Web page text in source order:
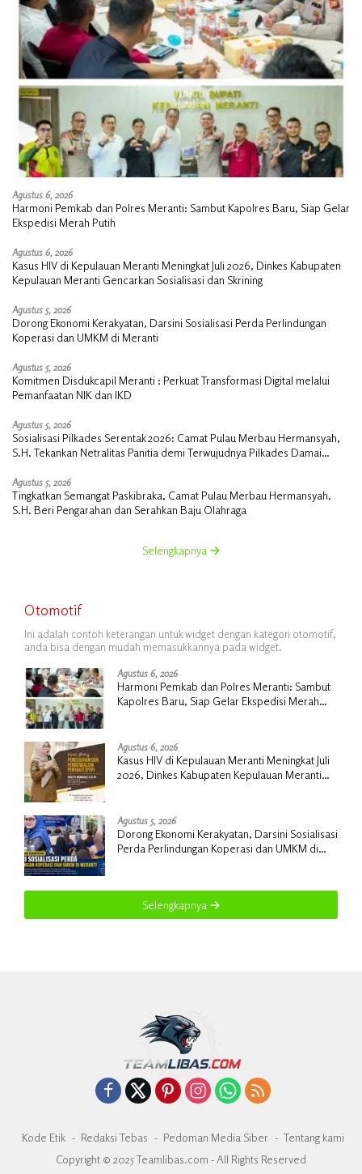
Agustus 6, 2026
Harmoni Pemkab dan Polres Meranti: Sambut Kapolres Baru, Siap Gelar
Ekspedisi Merah Putih
Agustus 6, 2026
Kasus HIV di Kepulauan Meranti Meningkat Juli 2026, Dinkes Kabupaten
Kepulauan Meranti Gencarkan Sosialisasi dan Skrining
Agustus 5, 2026
Dorong Ekonomi Kerakyatan, Darsini Sosialisasi Perda Perlindungan
Koperasi dan UMKM di Meranti
Agustus 5, 2026
Komitmen Disdukcapil Meranti : Perkuat Transformasi Digital melalui
Pemanfaatan NIK dan IKD
Agustus 5, 2026
Sosialisasi Pilkades Serentak 2026: Camat Pulau Merbau Hermansyah,
S.H. Tekankan Netralitas Panitia demi Terwujudnya Pilkades Damai
Agustus 5, 2026
Tingkatkan Semangat Paskibraka, Camat Pulau Merbau Hermansyah,
S.H. Beri Pengarahan dan Serahkan Baju Olahraga
Selengkapnya
Otomotif
Ini adalah contoh keterangan untuk widget dengan kategori otomotif,
anda bisa dengan mudah memasukkannya pada widget.
Agustus 6, 2026
Harmoni Pemkab dan Polres Meranti: Sambut
Kapolres Baru, Siap Gelar Ekspedisi Merah
Agustus 6, 2026
Kasus HIV di Kepulauan Meranti Meningkat Juli
2026, Dinkes Kabupaten Kepulauan Meranti
Agustus 5, 2026
Dorong Ekonomi Kerakyatan, Darsini Sosialisasi
Perda Perlindungan Koperasi dan UMKM di
Selengkapnya
Kode Etik Redaksi Tebas Pedoman Media Siber
Tentang kami
Copyright © 2025 Teamlibas.com - All Rights Reserved